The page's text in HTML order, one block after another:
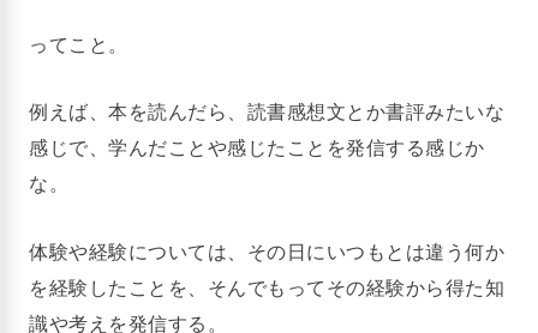
ってこと。
例えば、本を読んだら、読書感想文とか書評みたいな
感じで、学んだことや感じたことを発信する感じか
な。
体験や経験については、その日にいつもとは違う何か
を経験したことを、そんでもってその経験から得た知
識や考えを発信する。